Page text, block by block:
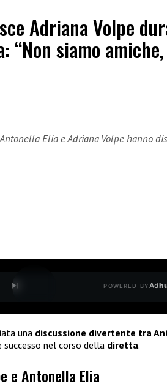
Adriana Volpe
siamo
Elia e Adriana Volpe hanno
POWERED BYAd
una discussione divertente tra
nel corso della diretta.
e Antonella Elia